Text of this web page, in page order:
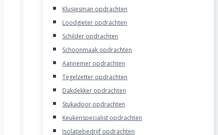
Klusjesman opdrachten
Loodgieter opdrachten
Schilder opdrachten
Schoonmaak opdrachten
Aannemer opdrachten
Tegelzetter opdrachten
Dakdekker opdrachten
Stukadoor opdrachten
Keukenspecialist opdrachten
Isolatiebedrijf opdrachten